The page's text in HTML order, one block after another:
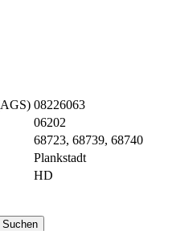
08226063
06202
68723, 68739, 68740
Plankstadt
HD
Suchen